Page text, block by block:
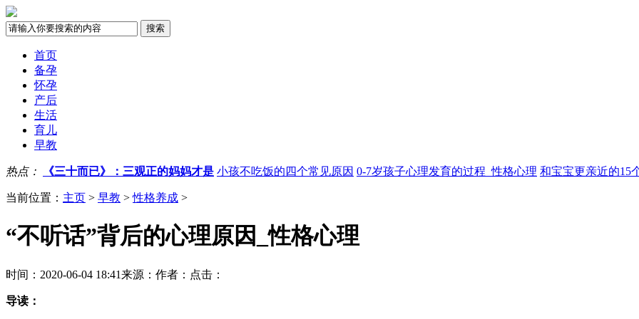
首页
备孕
怀孕
产后
生活
育儿
早教
热点： 《三十而已》：三观正的妈妈才是 小孩不吃饭的四个常见原因 0-7岁孩子心理发育的过程_性格心理 和宝宝更亲近的15
当前位置： 主页 > 早教 >性格养成 >
“不听话”背后的心理原因_性格心理
时间：2020-06-04 18:41来源： 作者： 点击：
导读：